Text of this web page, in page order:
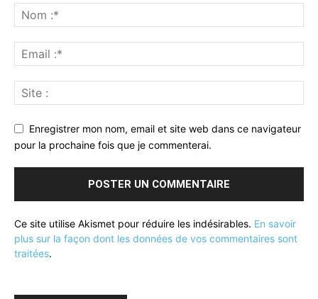
Enregistrer mon nom, email et site web dans ce navigateur
pour la prochaine fois que je commenterai.
Ce site utilise Akismet pour réduire les indésirables. En savoir
plus sur la façon dont les données de vos commentaires sont
traitées.